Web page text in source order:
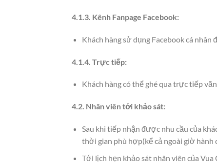
4.1.3. Kênh Fanpage Facebook:
Khách hàng sử dụng Facebook cá
4.1.4. Trực tiếp:
Khách hàng có thể ghé qua trực tiếp
4.2. Nhân viên tới khảo sát:
Sau khi tiếp nhận được nhu cầu của
thời gian phù hợp(kể cả ngoài giờ hành
Tới lịch hẹn khảo sát nhân viên của